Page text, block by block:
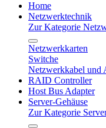
Home
Netzwerktechnik
Zur Kategorie
Netzwerkkarten
Switche
Netzwerkkabel und
RAID Controller
Host Bus Adapter
Server-Gehäuse
Zur Kategorie